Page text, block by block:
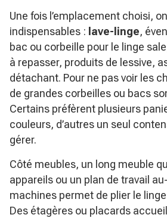
Une fois l’emplacement choisi,
indispensables : lave-linge,
bac ou corbeille pour le linge
à repasser, produits de lessive,
détachant. Pour ne pas voir les
de grandes corbeilles ou bacs
Certains préfèrent plusieurs
couleurs, d’autres un seul
gérer.
Côté meubles, un long meuble
appareils ou un plan de travail
machines permet de plier le
Des étagères ou placards